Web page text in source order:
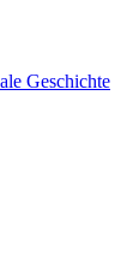
Geschichte